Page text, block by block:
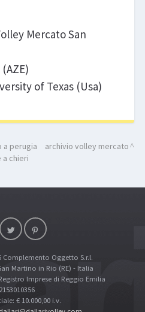
Mercato San
(AZE)
of Texas (Usa)
a perugia
chieri
archivio volley mercato
Complemento Oggetto S.r.l.
Martino in Rio (RE) - Italia
Registro Imprese di Reggio Emilia
€ 10.000,00 i.v.